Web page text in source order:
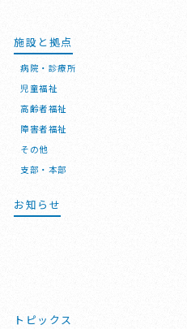
施設と拠点
病院・診療所
児童福祉
高齢者福祉
障害者福祉
その他
支部・本部
お知らせ
トピックス